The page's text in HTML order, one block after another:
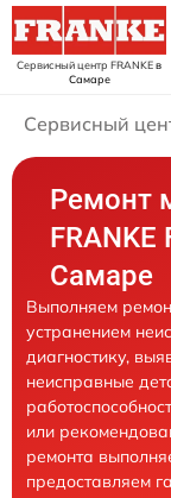
Сервисный центр FRANKEв
Самаре
Сервисный
Ремонт
FRANKE
Самаре
Выполняем
устранением
диагностику,
неисправные
или
ремонта
предоставляем